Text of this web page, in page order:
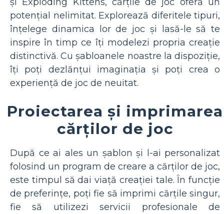
potențial nelimitat. Explorează diferitele tipuri,
înțelege dinamica lor de joc și lasă-le să te
inspire în timp ce îți modelezi propria creație
distinctivă. Cu șabloanele noastre la dispoziție,
îți poți dezlănțui imaginația și poți crea o
experiență de joc de neuitat.
Proiectarea și imprimarea
cărților de joc
După ce ai ales un șablon și l-ai personalizat
folosind un program de creare a cărților de joc,
este timpul să dai viață creației tale. În funcție
de preferințe, poți fie să imprimi cărțile singur,
fie să utilizezi servicii profesionale de